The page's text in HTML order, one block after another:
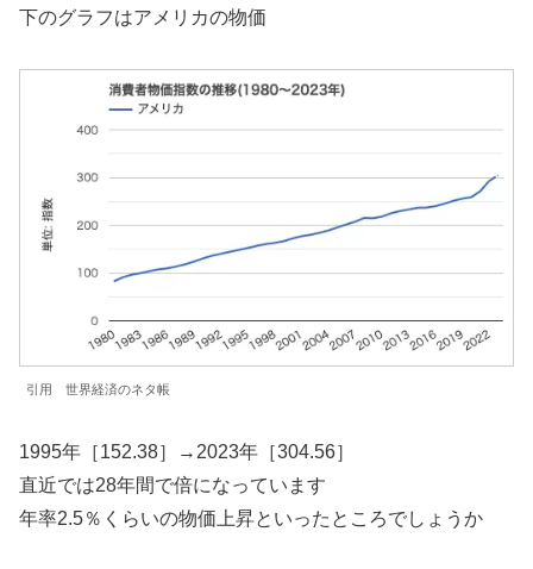
下のグラフはアメリカの物価
引用 世界経済のネタ帳
1995年［152.38］→2023年［304.56］
直近では28年間で倍になっています
年率2.5％くらいの物価上昇といったところでしょうか